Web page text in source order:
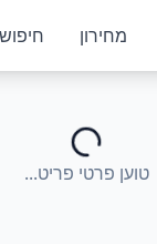
מחירון
טוען פרטי פריט...